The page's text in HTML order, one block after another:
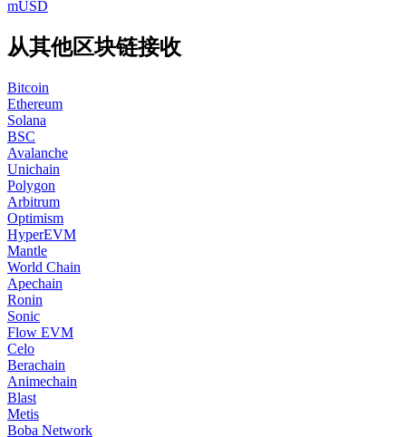
mUSD
从其他区块链接收
Bitcoin
Ethereum
Solana
BSC
Avalanche
Unichain
Polygon
Arbitrum
Optimism
HyperEVM
Mantle
World Chain
Apechain
Ronin
Sonic
Flow EVM
Celo
Berachain
Animechain
Blast
Metis
Boba Network